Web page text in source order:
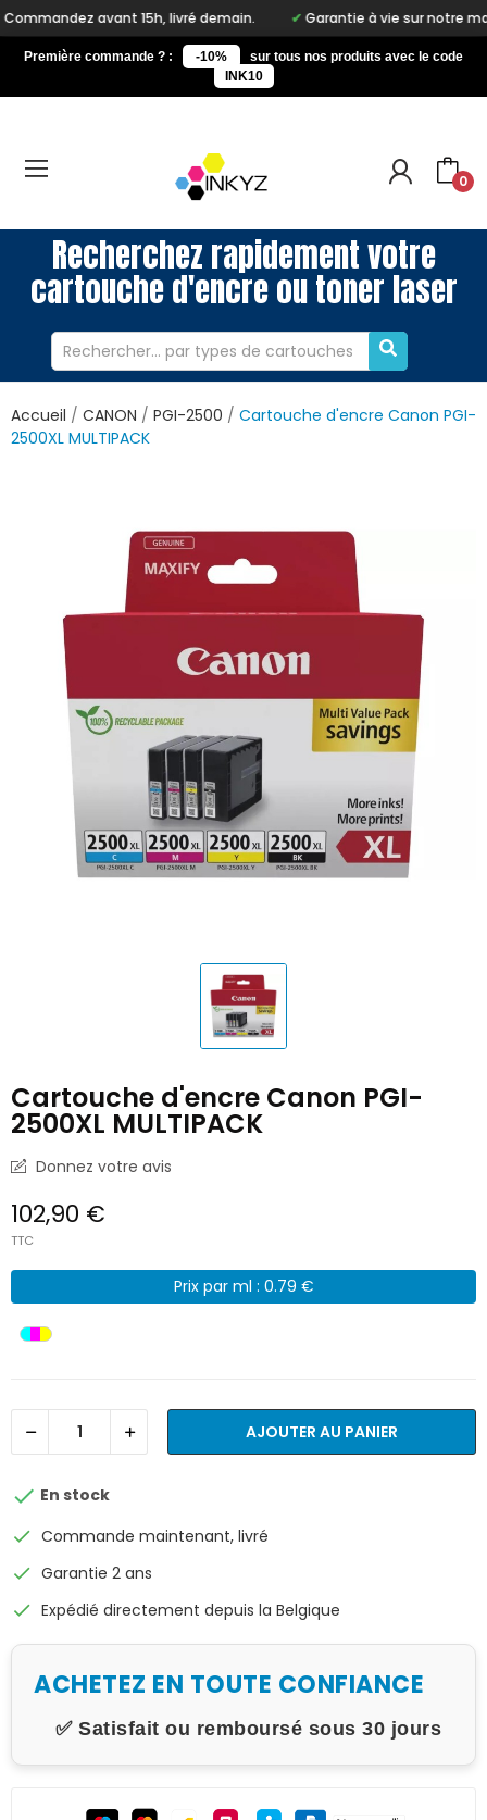
15h, livré demain. Garantie à vie sur notre marque Inkyz
Première commande ? : -10%
sur tous nos produits avec le code
INK10
0
Recherchez rapidement votre
cartouche d'encre ou toner laser
Accueil CANON PGI-2500
Cartouche d'encre Canon PGI-
2500XL MULTIPACK
Cartouche d'encre Canon PGI-
2500XL MULTIPACK
Donnez votre avis
102,90 €
TTC
Prix par ml : 0.79 €
AJOUTER AU PANIER
 En stock
check Commande maintenant, livré
check Garantie 2 ans
check Expédié directement depuis la Belgique
ACHETEZ EN TOUTE CONFIANCE
✅ Satisfait ou remboursé sous 30 jours